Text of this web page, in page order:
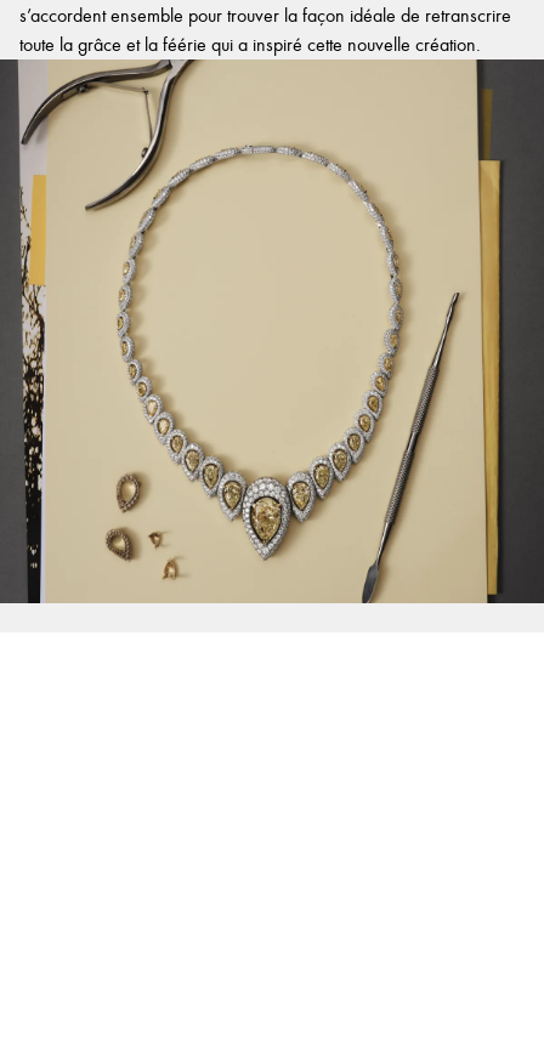
s’accordent ensemble pour trouver la façon idéale de retranscrire
toute la grâce et la féérie qui a inspiré cette nouvelle création.